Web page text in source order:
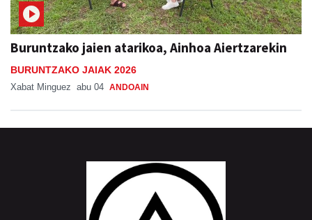
Buruntzako jaien atarikoa, Ainhoa Aiertzarekin
BURUNTZAKO JAIAK 2026
Xabat Minguez abu 04 ANDOAIN